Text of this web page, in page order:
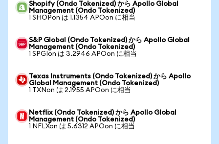
Shopify (Ondo Tokenized) から Apollo Global
Management (Ondo Tokenized)
1 SHOPon は 1.1354 APOon に相当
S&P Global (Ondo Tokenized) から Apollo Global
Management (Ondo Tokenized)
1 SPGIon は 3.2946 APOon に相当
Texas Instruments (Ondo Tokenized) から Apollo
Global Management (Ondo Tokenized)
1 TXNon は 2.1955 APOon に相当
Netflix (Ondo Tokenized) から Apollo Global
Management (Ondo Tokenized)
1 NFLXon は 5.6312 APOon に相当